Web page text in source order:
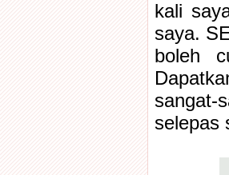
kali
saya.
boleh
selepas